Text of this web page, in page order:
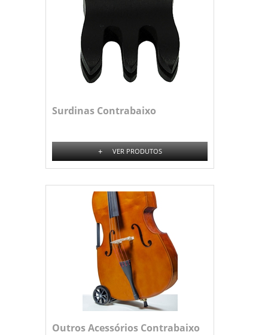
Surdinas Contrabaixo
+ VER PRODUTOS
Outros Acessórios Contrabaixo